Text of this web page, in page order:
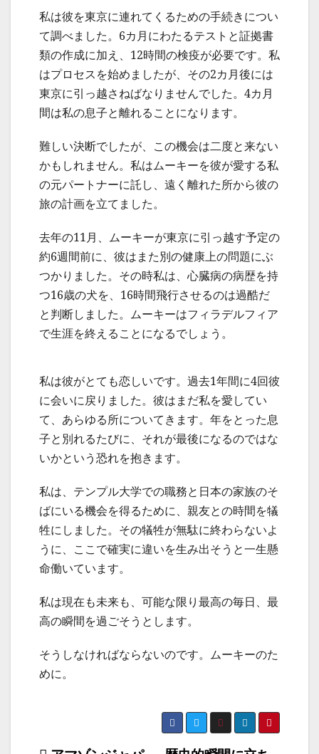
私は彼を東京に連れてくるための手続きについ
て調べました。6カ月にわたるテストと証拠書
類の作成に加え、12時間の検疫が必要です。私
はプロセスを始めましたが、その2カ月後には
東京に引っ越さねばなりませんでした。4カ月
間は私の息子と離れることになります。
難しい決断でしたが、この機会は二度と来ない
かもしれません。私はムーキーを彼が愛する私
の元パートナーに託し、遠く離れた所から彼の
旅の計画を立てました。
去年の11月、ムーキーが東京に引っ越す予定の
約6週間前に、彼はまた別の健康上の問題にぶ
つかりました。その時私は、心臓病の病歴を持
つ16歳の犬を、16時間飛行させるのは過酷だ
と判断しました。ムーキーはフィラデルフィア
で生涯を終えることになるでしょう。
私は彼がとても恋しいです。過去1年間に4回彼
に会いに戻りました。彼はまだ私を愛してい
て、あらゆる所についてきます。年をとった息
子と別れるたびに、それが最後になるのではな
いかという恐れを抱きます。
私は、テンプル大学での職務と日本の家族のそ
ばにいる機会を得るために、親友との時間を犠
牲にしました。その犠牲が無駄に終わらないよ
うに、ここで確実に違いを生み出そうと一生懸
命働いています。
私は現在も未来も、可能な限り最高の毎日、最
高の瞬間を過ごそうとします。
そうしなければならないのです。ムーキーのた
めに。